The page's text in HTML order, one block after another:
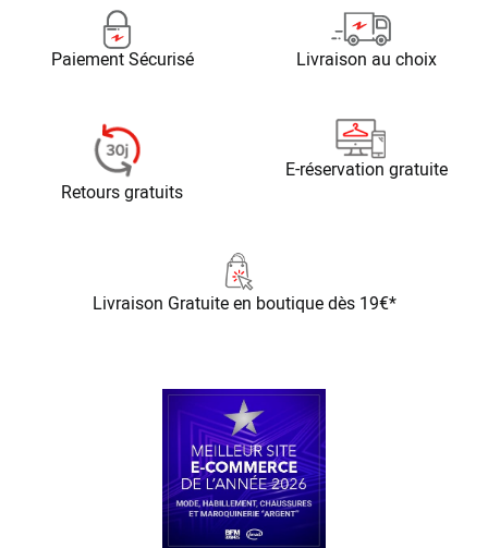
Paiement Sécurisé Livraison au choix
Retours gratuits
E-réservation gratuite
Livraison Gratuiteen boutique dès 19€*